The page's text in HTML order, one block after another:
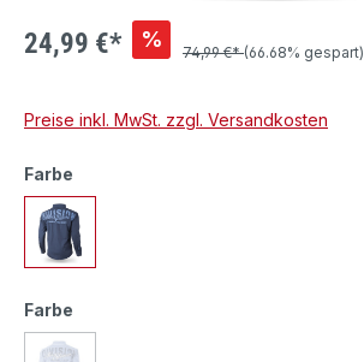
24,99 €* %
74,99 €*(66.68% gespart)
Preise inkl. MwSt. zzgl. Versandkosten
Farbe
Farbe